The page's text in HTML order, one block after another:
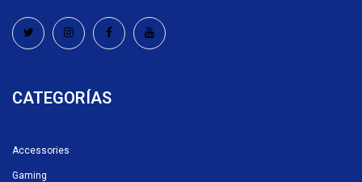
CATEGORÍAS
Accessories
Gaming